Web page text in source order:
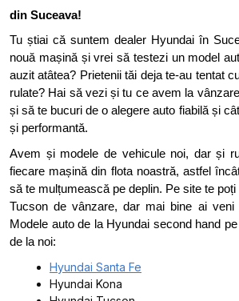
din Suceava!
Tu știai că suntem dealer Hyundai în
nouă mașină și vrei să testezi un model
auzit atâtea? Prietenii tăi deja te-au tentat
rulate? Hai să vezi și tu ce avem la
și să te bucuri de o alegere auto fiabilă și
și performantă.
Avem și modele de vehicule noi, dar și
fiecare mașină din flota noastră, astfel
să te mulțumească pe deplin. Pe site te
Tucson de vânzare, dar mai bine ai
Modele auto de la Hyundai second hand
de la noi:
Hyundai Santa Fe
Hyundai Kona